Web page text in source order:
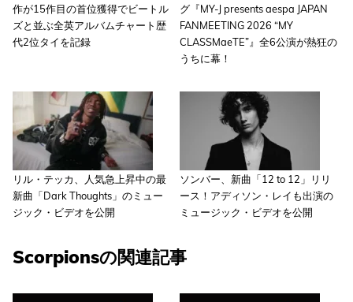
作が15作目の首位獲得でビートル
ズと並ぶ全英アルバムチャート歴
代2位タイを記録
グ『MY-J presents aespa JAPAN
FANMEETING 2026 “MY
CLASSMaeTE”』全6公演が熱狂の
うちに幕！
リル・テッカ、人気急上昇中の最
新曲「Dark Thoughts」のミュー
ジック・ビデオを公開
ソンバー、新曲「12 to 12」リリ
ース！アディソン・レイも出演の
ミュージック・ビデオを公開
Scorpionsの関連記事